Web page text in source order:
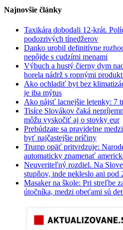
Najnovšie články
Taxikára dobodali 12-krát.
podozrivých tínedžerov
Danko urobil definitívne
nepôjde s cudzími menami
Výbuch a hustý čierny dym
horela nádrž s ropnými
Ako ochladiť byt bez
je iba mýtus
Ako nájsť lacnejšie letenky: 7
Tisíce Slovákov čaká
môžu vyskočiť aj o stovky eur
Prebúdzate sa pravidelne
byť najčastejšie príčiny
Trump opäť pritvrdzuje:
automaticky znamenať
Neuveriteľný rozdiel. Na
stupňov, inde nekleslo ani pod
Masaker na škole: Pri streľbe
útočníka, medzi obeťami sú